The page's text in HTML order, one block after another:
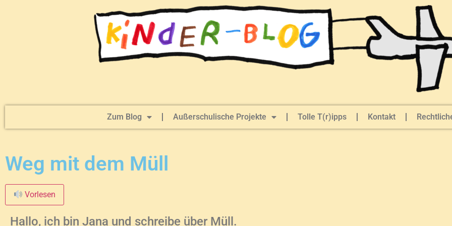
Zum Blog Außerschulische Projekte Tolle T(r)ipps Kontakt
Weg mit dem Müll
Vorlesen
Hallo, ich bin Jana und schreibe über Müll.